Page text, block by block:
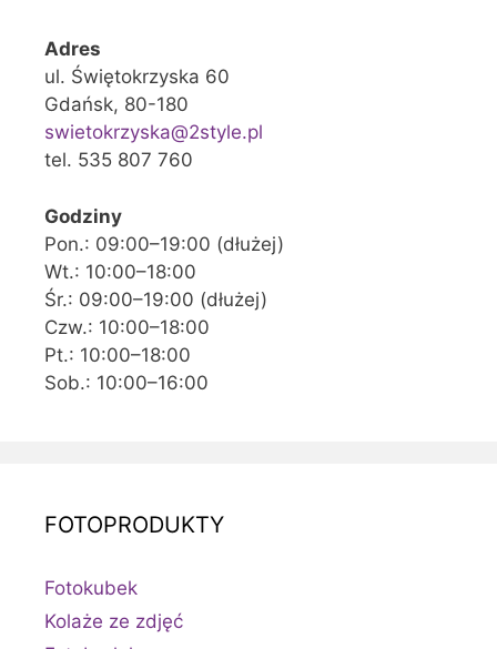
Adres
ul. Świętokrzyska 60
Gdańsk, 80-180
swietokrzyska@2style.pl
tel. 535 807 760
Godziny
Pon.: 09:00–19:00 (dłużej)
Wt.: 10:00–18:00
Śr.: 09:00–19:00 (dłużej)
Czw.: 10:00–18:00
Pt.: 10:00–18:00
Sob.: 10:00–16:00
FOTOPRODUKTY
Fotokubek
Kolaże ze zdjęć